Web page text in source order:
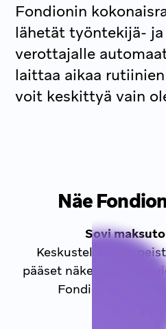
Fondionin
lähetät työntekijä-
verottajalle
laittaa aikaa
voit keskittyä vain
Näe
Sovi
Keskustellaan
pääset näkemään ja
Fondionin